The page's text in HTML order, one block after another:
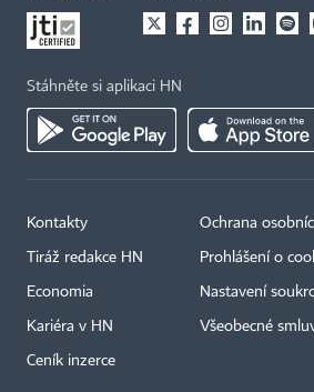
Stáhněte si aplikaci HN
Kontakty
Tiráž redakce HN
Economia
Kariéra v HN
Ceník inzerce
Ochrana
Prohlášení o
Nastavení
Všeobecné